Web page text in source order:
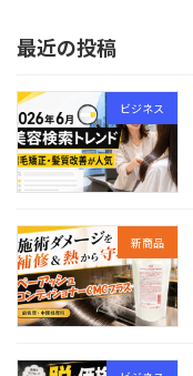
最近の投稿
ビジネス
新商品